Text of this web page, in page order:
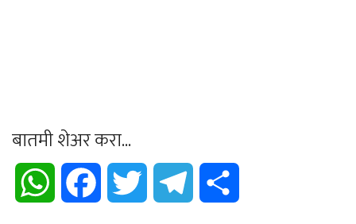
बातमी शेअर करा...
WhatsApp Facebook Twitter Telegram